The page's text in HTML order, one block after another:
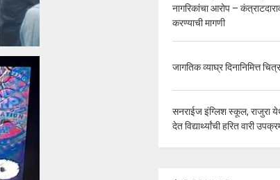
नागरिकांचा आरोप –
करण्याची मागणी
जागतिक व्याघ्र दिनानिमित्त
सनराईज इंग्लिश स्कूल, राजुरा
देत विद्यार्थ्यांची हरित वारी